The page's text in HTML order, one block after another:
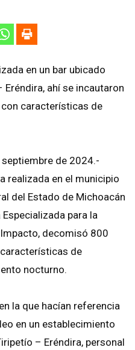
en un bar ubicado
ahí se incautaron
características de
de 2024.-
realizada en el municipio
del Estado de Michoacán
para la
decomisó 800
de
nocturno.
la que hacían referencia
en un establecimiento
– Eréndira, personal